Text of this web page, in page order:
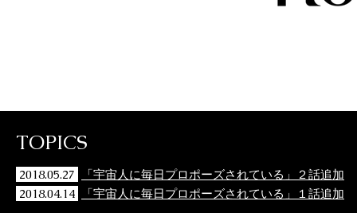
TOPICS
2018.05.27
「宇宙人に毎日プロポーズされている」２話追加
2018.04.14
「宇宙人に毎日プロポーズされている」１話追加